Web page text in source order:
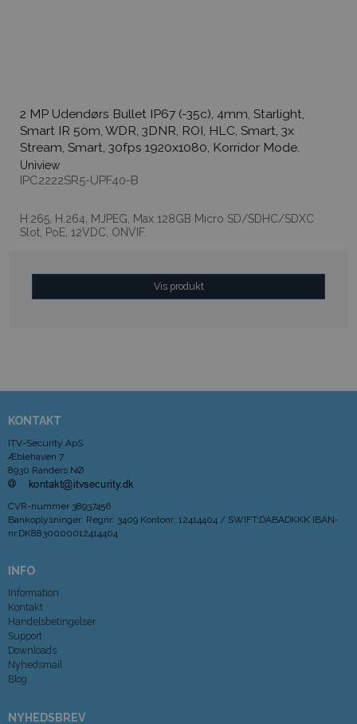
2 MP Udendørs Bullet IP67 (-35c), 4mm, Starlight,
Smart IR 50m, WDR, 3DNR, ROI, HLC, Smart, 3x
Stream, Smart, 30fps 1920x1080, Korridor Mode.
Uniview
IPC2222SR5-UPF40-B
H.265, H.264, MJPEG, Max 128GB Micro SD/SDHC/SDXC
Slot, PoE, 12VDC, ONVIF.
Vis produkt
KONTAKT
ITV-Security ApS
Æblehaven 7
8930 Randers NØ
CVR-nummer 38937456
Bankoplysninger: Regnr: 3409 Kontonr: 12414404 / SWIFT:DABADKKK IBAN-
nr.DK8830000012414404
INFO
Information
Kontakt
Handelsbetingelser
Support
Downloads
Nyhedsmail
Blog
NYHEDSBREV